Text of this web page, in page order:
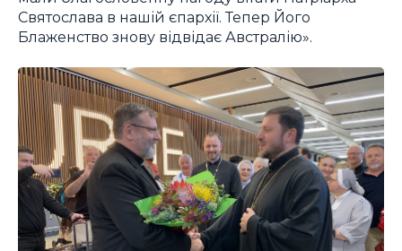
Святослава в нашій єпархії. Тепер Його
Блаженство знову відвідає Австралію».